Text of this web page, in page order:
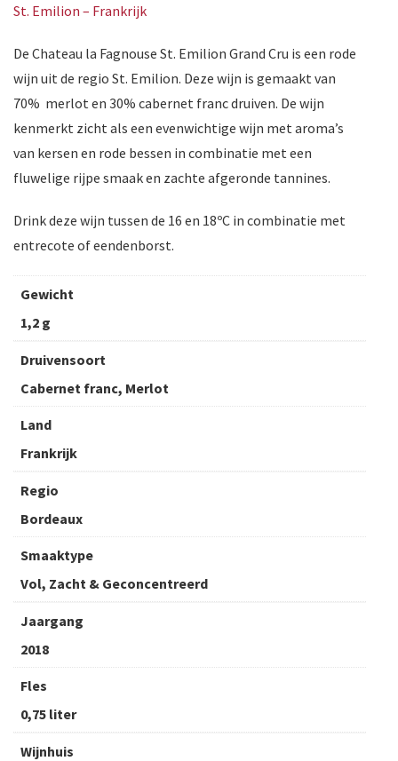
St. Emilion – Frankrijk
De Chateau la Fagnouse St. Emilion Grand Cru is een rode
wijn uit de regio St. Emilion. Deze wijn is gemaakt van
70% merlot en 30% cabernet franc druiven. De wijn
kenmerkt zicht als een evenwichtige wijn met aroma’s
van kersen en rode bessen in combinatie met een
fluwelige rijpe smaak en zachte afgeronde tannines.
Drink deze wijn tussen de 16 en 18ºC in combinatie met
entrecote of eendenborst.
Gewicht
1,2 g
Druivensoort
Cabernet franc, Merlot
Land
Frankrijk
Regio
Bordeaux
Smaaktype
Vol, Zacht & Geconcentreerd
Jaargang
2018
Fles
0,75 liter
Wijnhuis